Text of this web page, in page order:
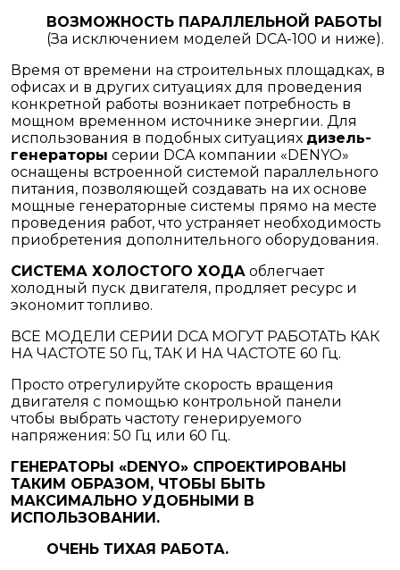
ВОЗМОЖНОСТЬ ПАРАЛЛЕЛЬНОЙ РАБОТЫ
(За исключением моделей DCA-100 и ниже).
Время от времени на строительных площадках, в
офисах и в других ситуациях для проведения
конкретной работы возникает потребность в
мощном временном источнике энергии. Для
использования в подобных ситуациях дизель-
генераторы серии DCA компании «DENYO»
оснащены встроенной системой параллельного
питания, позволяющей создавать на их основе
мощные генераторные системы прямо на месте
проведения работ, что устраняет необходимость
приобретения дополнительного оборудования.
СИСТЕМА ХОЛОСТОГО ХОДА облегчает
холодный пуск двигателя, продляет ресурс и
экономит топливо.
ВСЕ МОДЕЛИ СЕРИИ DCA МОГУТ РАБОТАТЬ КАК
НА ЧАСТОТЕ 50 Гц, ТАК И НА ЧАСТОТЕ 60 Гц.
Просто отрегулируйте скорость вращения
двигателя с помощью контрольной панели
чтобы выбрать частоту генерируемого
напряжения: 50 Гц или 60 Гц.
ГЕНЕРАТОРЫ «DENYO» СПРОЕКТИРОВАНЫ
ТАКИМ ОБРАЗОМ, ЧТОБЫ БЫТЬ
МАКСИМАЛЬНО УДОБНЫМИ В
ИСПОЛЬЗОВАНИИ.
ОЧЕНЬ ТИХАЯ РАБОТА.